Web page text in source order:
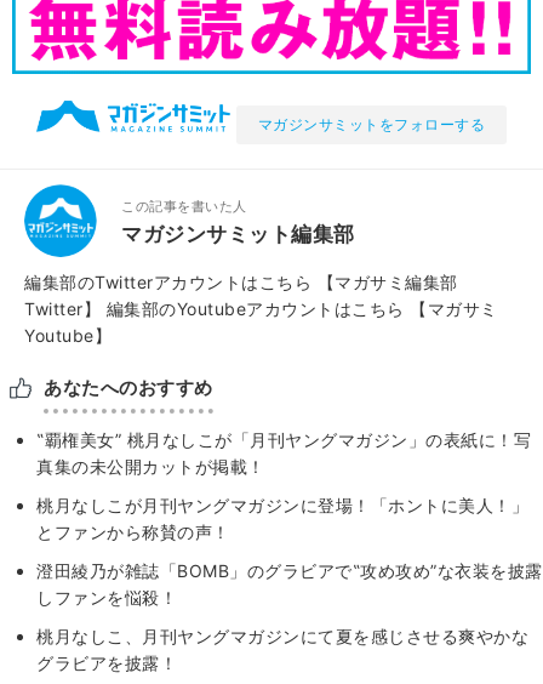
マガジンサミットをフォローする
この記事を書いた人
マガジンサミット編集部
編集部のTwitterアカウントはこちら
【マガサミ編集部
Twitter】
編集部のYoutubeアカウントはこちら
【マガサミ
Youtube】
あなたへのおすすめ
‟覇権美女” 桃月なしこが「月刊ヤングマガジン」の表紙に！写
真集の未公開カットが掲載！
桃月なしこが月刊ヤングマガジンに登場！「ホントに美人！」
とファンから称賛の声！
澄田綾乃が雑誌「BOMB」のグラビアで‟攻め攻め”な衣装を披露
しファンを悩殺！
桃月なしこ、月刊ヤングマガジンにて夏を感じさせる爽やかな
グラビアを披露！